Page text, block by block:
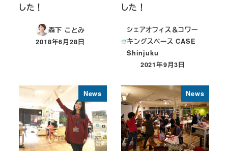
した！
森下 ことみ
投稿日
2018年6月28日
した！
シェアオフィス＆コワー
キングスペース CASE
Shinjuku
投稿日
2021年9月3日
News News